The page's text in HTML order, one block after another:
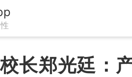
长郑光廷：